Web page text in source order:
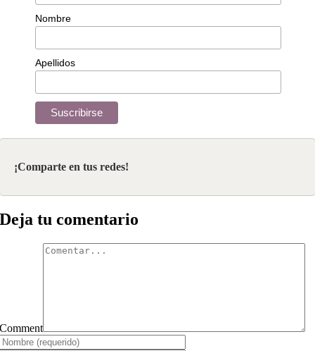
Nombre
Apellidos
¡Comparte en tus redes!
Deja tu comentario
Comment